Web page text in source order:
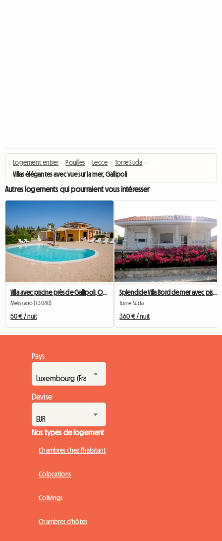
Logement entier › Pouilles › Lecce › Torre Suda ›
Villas élégantes avec vue sur la mer, Gallipoli
Autres logements qui pourraient vous intéresser
Villa avec piscine près de Gallipoli, Otrante, Santa M.di Leuca
Melissano (73040)
50 € / nuit
Splendide Villa Bord de mer avec piscine
Torre Suda
360 € / nuit
Pays
Devise
Nos types de logement
Chambres chez l'habitant
Colocations
Colivings
Chambres d'hôtes